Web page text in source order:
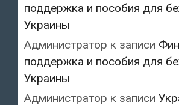
поддержка и пособия для
Украины
Администратор к записи
поддержка и пособия для
Украины
Администратор к записи